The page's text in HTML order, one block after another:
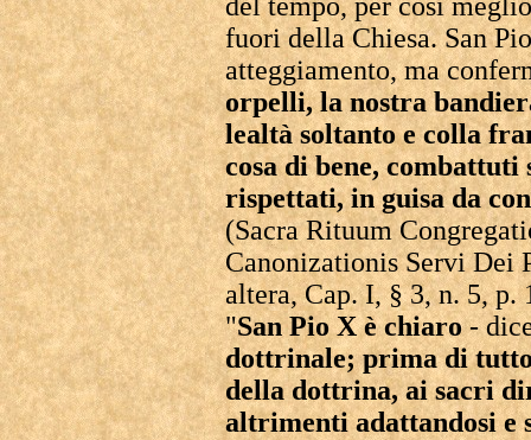
fuori della Chiesa. San
atteggiamento, ma
orpelli, la nostra
lealtà soltanto e colla
cosa di bene,
rispettati, in guisa da
(Sacra Rituum
Canonizationis Servi Dei
altera, Cap. I, § 3, n. 5, p.
"San Pio X è chiaro-
dottrinale; prima di
della dottrina, ai sacri
altrimenti adattandosi e